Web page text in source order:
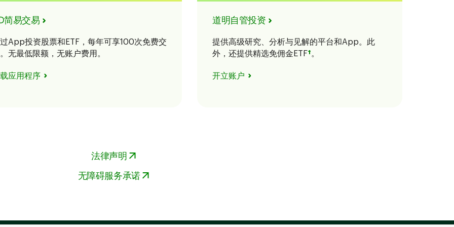
简易交易
App投资股票和ETF，每年可享100次免费交
无最低限额，无账户费用。
应用程序
道明自管投资
提供高级研究、分析与见解的平台和App。此
外，还提供精选免佣金ETF†。
开立账户
法律声明
无障碍服务承诺